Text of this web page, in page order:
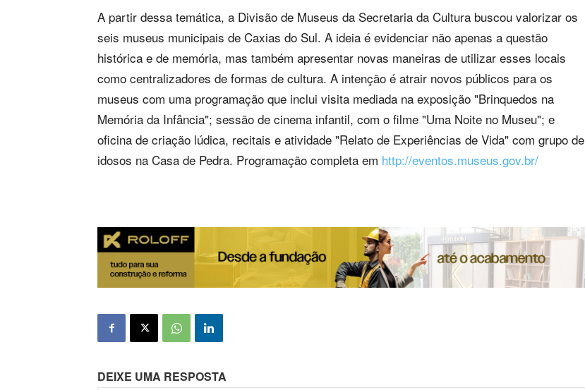
A partir dessa temática, a Divisão de Museus da Secretaria da Cultura buscou valorizar os
seis museus municipais de Caxias do Sul. A ideia é evidenciar não apenas a questão
histórica e de memória, mas também apresentar novas maneiras de utilizar esses locais
como centralizadores de formas de cultura. A intenção é atrair novos públicos para os
museus com uma programação que inclui visita mediada na exposição "Brinquedos na
Memória da Infância"; sessão de cinema infantil, com o filme "Uma Noite no Museu"; e
oficina de criação lúdica, recitais e atividade "Relato de Experiências de Vida" com grupo de
idosos na Casa de Pedra. Programação completa em http://eventos.museus.gov.br/
DEIXE UMA RESPOSTA